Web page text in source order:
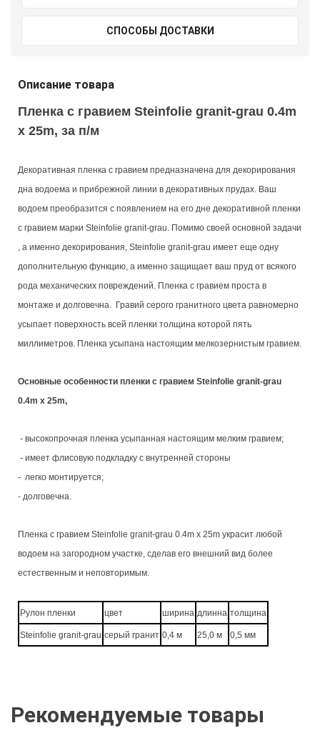
СПОСОБЫ ДОСТАВКИ
Описание товара
Пленка с гравием Steinfolie granit-grau 0.4m
x 25m, за п/м
Декоративная пленка с гравием предназначена для декорирования
дна водоема и прибрежной линии в декоративных прудах. Ваш
водоем преобразится с появлением на его дне декоративной пленки
с гравием марки Steinfolie granit-grau. Помимо своей основной задачи
, а именно декорирования, Steinfolie granit-grau имеет еще одну
дополнительную функцию, а именно защищает ваш пруд от всякого
рода механических повреждений. Пленка с гравием проста в
монтаже и долговечна. Гравий серого гранитного цвета равномерно
усыпает поверхность всей пленки толщина которой пять
миллиметров. Пленка усыпана настоящим мелкозернистым гравием.
Основные особенности пленки с гравием Steinfolie granit-grau
0.4m x 25m,
- высокопрочная пленка усыпанная настоящим мелким гравием;
- имеет флисовую подкладку с внутренней стороны
- легко монтируется;
- долговечна.
Пленка с гравием Steinfolie granit-grau 0.4m x 25m украсит любой
водоем на загородном участке, сделав его внешний вид более
естественным и неповторимым.
Рулон пленки цвет ширина длинна толщина
Steinfolie granit-grau серый гранит 0,4 м 25,0 м 0,5 мм
Рекомендуемые товары